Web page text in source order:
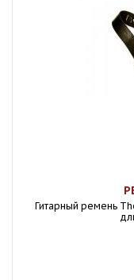
Гитарный ремень